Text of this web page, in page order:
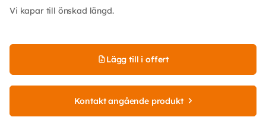
Vi kapar till önskad längd.
Lägg till i offert
Kontakt angående produkt